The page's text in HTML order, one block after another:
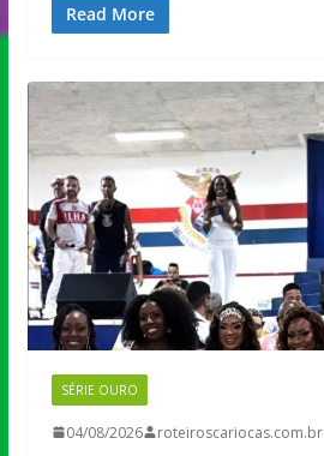
Read More
SÉRIE OURO
04/08/2026 roteiroscariocas.com.br